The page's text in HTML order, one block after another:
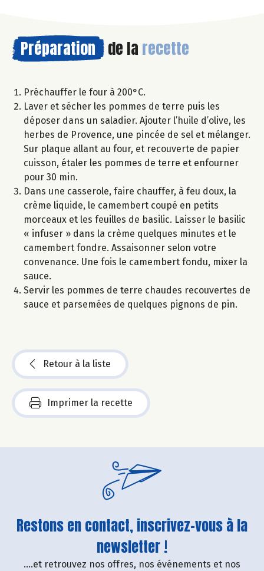
Préparation de la recette
Préchauffer le four à 200°C.
Laver et sécher les pommes de terre puis les
déposer dans un saladier. Ajouter l’huile d’olive, les
herbes de Provence, une pincée de sel et mélanger.
Sur plaque allant au four, et recouverte de papier
cuisson, étaler les pommes de terre et enfourner
pour 30 min.
Dans une casserole, faire chauffer, à feu doux, la
crème liquide, le camembert coupé en petits
morceaux et les feuilles de basilic. Laisser le basilic
« infuser » dans la crème quelques minutes et le
camembert fondre. Assaisonner selon votre
convenance. Une fois le camembert fondu, mixer la
sauce.
Servir les pommes de terre chaudes recouvertes de
sauce et parsemées de quelques pignons de pin.
Retour à la liste
Imprimer la recette
Restons en contact, inscrivez-vous à la
newsletter !
....et retrouvez nos offres, nos événements et nos